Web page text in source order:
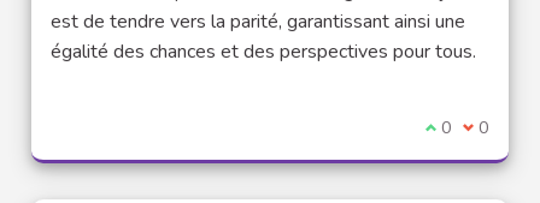
est de tendre vers la parité, garantissant ainsi une
égalité des chances et des perspectives pour tous.
Je suis
0 Je ne
0